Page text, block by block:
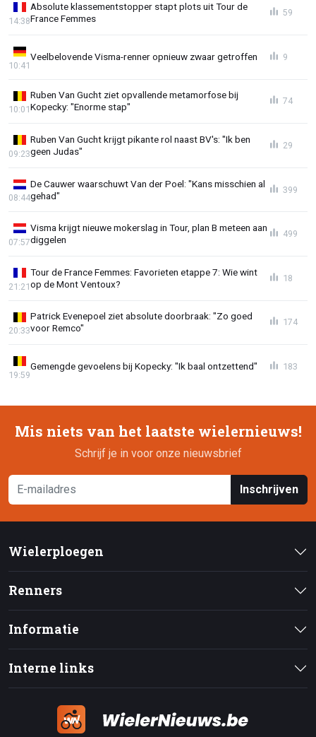
Absolute klassementstopper stapt plots uit Tour de
France Femmes
14:38
59
Veelbelovende Visma-renner opnieuw zwaar getroffen
10:41
9
Ruben Van Gucht ziet opvallende metamorfose bij
Kopecky: "Enorme stap"
10:01
74
Ruben Van Gucht krijgt pikante rol naast BV's: "Ik ben
geen Judas"
09:23
29
De Cauwer waarschuwt Van der Poel: "Kans misschien al
gehad"
08:44
399
Visma krijgt nieuwe mokerslag in Tour, plan B meteen aan
diggelen
07:57
499
Tour de France Femmes: Favorieten etappe 7: Wie wint
op de Mont Ventoux?
21:21
18
Patrick Evenepoel ziet absolute doorbraak: "Zo goed
voor Remco"
20:33
174
Gemengde gevoelens bij Kopecky: "Ik baal ontzettend"
19:59
183
Mis niets van het laatste wielernieuws!
Schrijf je in voor onze nieuwsbrief
Inschrijven
Wielerploegen
Renners
Informatie
Interne links